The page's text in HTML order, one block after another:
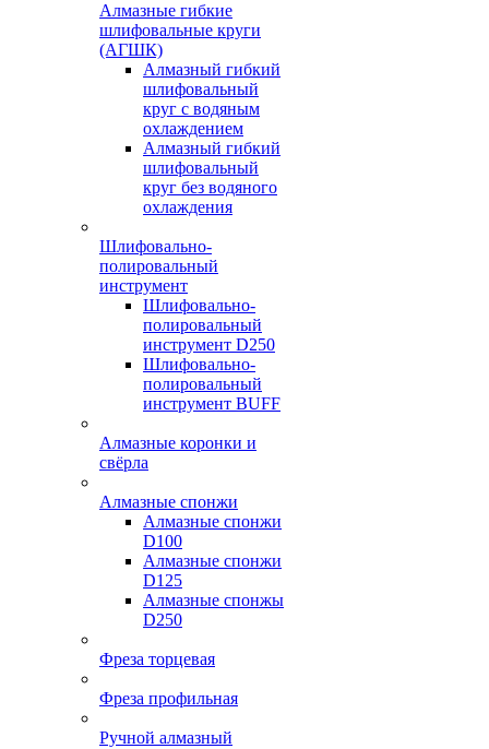
Алмазные гибкие
шлифовальные круги
(АГШК)
Алмазный гибкий
шлифовальный
круг с водяным
охлаждением
Алмазный гибкий
шлифовальный
круг без водяного
охлаждения
Шлифовально-
полировальный
инструмент
Шлифовально-
полировальный
инструмент D250
Шлифовально-
полировальный
инструмент BUFF
Алмазные коронки и
свёрла
Алмазные спонжи
Алмазные спонжи
D100
Алмазные спонжи
D125
Алмазные спонжы
D250
Фреза торцевая
Фреза профильная
Ручной алмазный